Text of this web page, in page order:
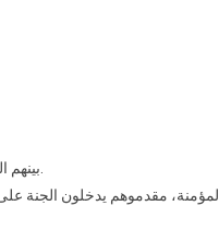
بينهم النبي ﷺ، بأنهم المستقيمون على دين الله، السبعون ألفا، ومع كل ألف سبعون ألفا.
مقدموهم يدخلون الجنة